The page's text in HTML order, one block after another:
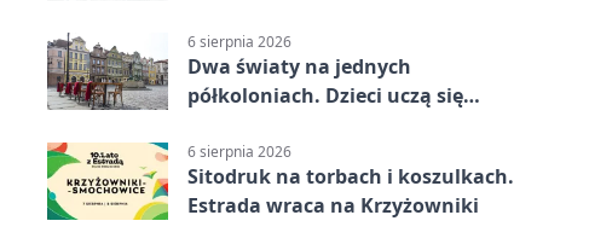
6 sierpnia 2026
Dwa światy na jednych
półkoloniach. Dzieci uczą się
6 sierpnia 2026
Sitodruk na torbach i koszulkach.
Estrada wraca na Krzyżowniki